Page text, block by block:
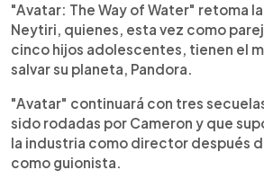
"Avatar: The Way of Water" retoma
Neytiri, quienes, esta vez como
cinco hijos adolescentes, tienen el
salvar su planeta, Pandora.
"Avatar" continuará con tres
sido rodadas por Cameron y que
la industria como director después
como guionista.